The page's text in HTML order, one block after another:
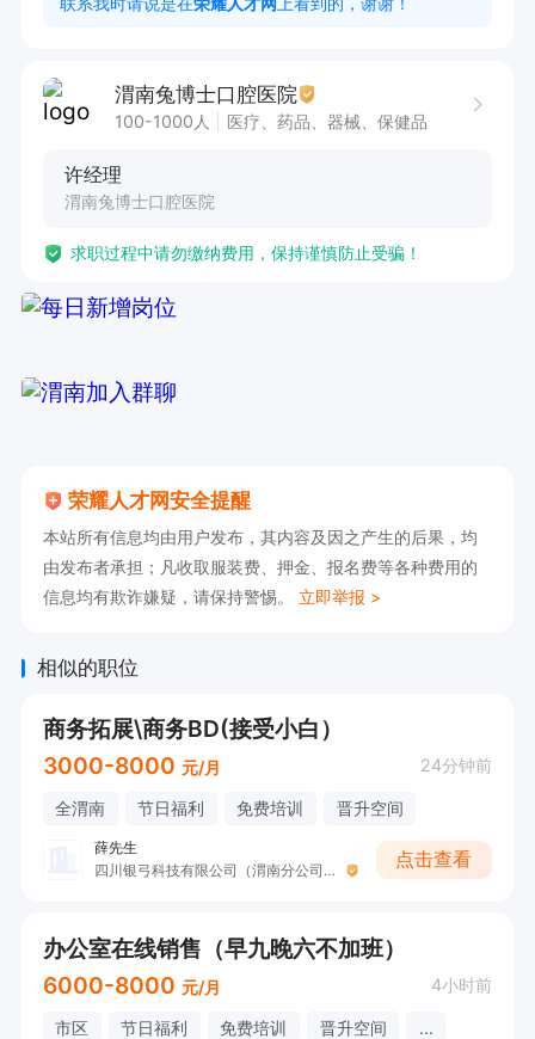
渭南兔博士口腔医院
100-1000人 医疗、药品、器械、保健品
许经理
渭南兔博士口腔医院
求职过程中请勿缴纳费用，保持谨慎防止受骗！
荣耀人才网安全提醒
本站所有信息均由用户发布，其内容及因之产生的后果，均
由发布者承担；凡收取服装费、押金、报名费等各种费用的
信息均有欺诈嫌疑，请保持警惕。 立即举报 >
相似的职位
商务拓展\商务BD(接受小白）
3000-8000 元/月 24分钟前
全渭南 节日福利 免费培训 晋升空间
薛先生
四川银弓科技有限公司（渭南分公司）
点击查看
办公室在线销售（早九晚六不加班）
6000-8000 元/月 4小时前
市区 节日福利 免费培训 晋升空间 ...